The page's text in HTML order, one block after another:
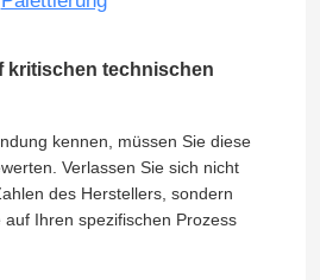
kritischen technischen
kennen, müssen Sie diese
Verlassen Sie sich nicht
des Herstellers, sondern
Ihren spezifischen Prozess